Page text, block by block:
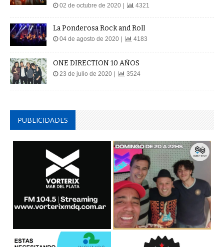
02 de octubre de 2020 | 4321
La Ponderosa Rock and Roll
04 de agosto de 2020 | 4183
ONE DIRECTION 10 AÑOS
23 de julio de 2020 | 3524
PUBLICIDADES